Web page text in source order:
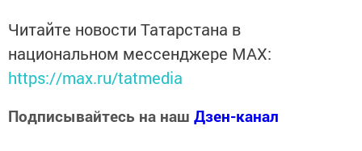
Читайте новости Татарстана в
национальном мессенджере MАХ:
https://max.ru/tatmedia
Подписывайтесь на наш Дзен-канал